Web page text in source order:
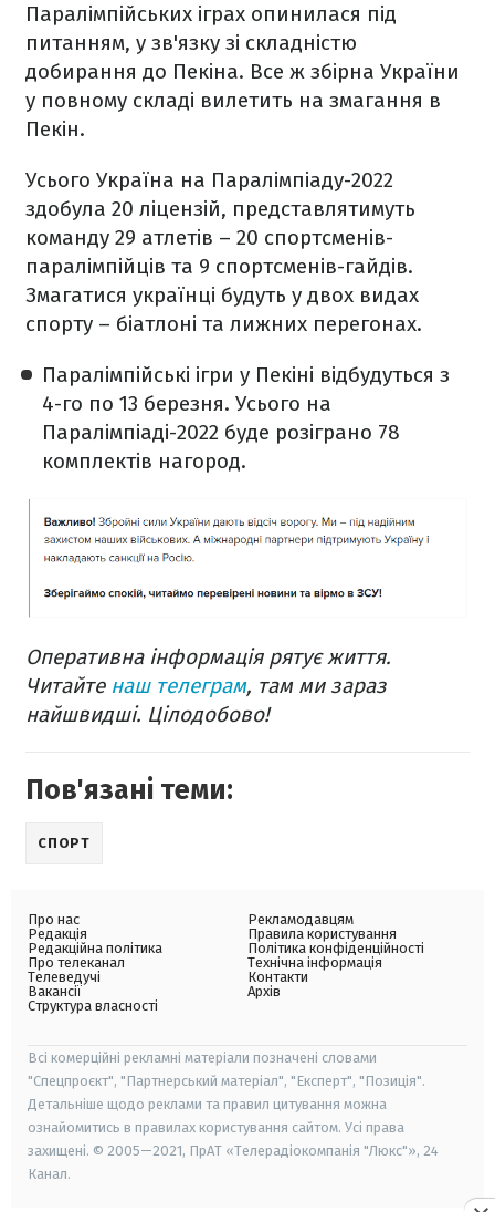
Паралімпійських іграх опинилася під
питанням, у зв'язку зі складністю
добирання до Пекіна. Все ж збірна України
у повному складі вилетить на змагання в
Пекін.
Усього Україна на Паралімпіаду-2022
здобула 20 ліцензій, представлятимуть
команду 29 атлетів – 20 спортсменів-
паралімпійців та 9 спортсменів-гайдів.
Змагатися українці будуть у двох видах
спорту – біатлоні та лижних перегонах.
Паралімпійські ігри у Пекіні відбудуться з
4-го по 13 березня. Усього на
Паралімпіаді-2022 буде розіграно 78
комплектів нагород.
Оперативна інформація рятує життя.
Читайтенаш телеграм, там ми зараз
найшвидші. Цілодобово!
Пов'язані теми:
СПОРТ
Про нас
Редакція
Редакційна політика
Про телеканал
Телеведучі
Вакансії
Структура власності
Рекламодавцям
Правила користування
Політика конфіденційності
Технічна інформація
Контакти
Архів
Всі комерційні рекламні матеріали позначені словами
"Спецпроєкт", "Партнерський матеріал", "Експерт", "Позиція".
Детальніше щодо реклами та правил цитування можна
ознайомитись в правилах користування сайтом. Усі права
захищені. © 2005—2021, ПрАТ «Телерадіокомпанія "Люкс"», 24
Канал.